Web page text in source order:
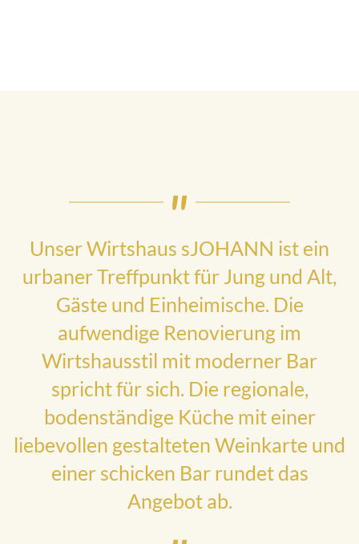
Unser Wirtshaus sJOHANN ist ein
urbaner Treffpunkt für Jung und Alt,
Gäste und Einheimische. Die
aufwendige Renovierung im
Wirtshausstil mit moderner Bar
spricht für sich. Die regionale,
bodenständige Küche mit einer
liebevollen gestalteten Weinkarte und
einer schicken Bar rundet das
Angebot ab.